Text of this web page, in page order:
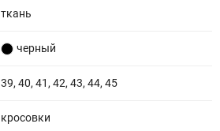
ткань
черный
39, 40, 41, 42, 43, 44, 45
кросовки